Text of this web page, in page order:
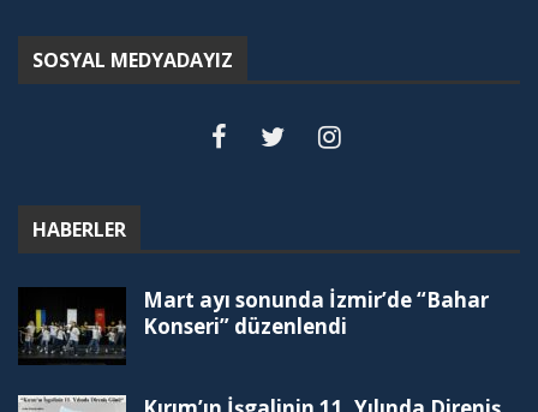
SOSYAL MEDYADAYIZ
HABERLER
Mart ayı sonunda İzmir’de “Bahar
Konseri” düzenlendi